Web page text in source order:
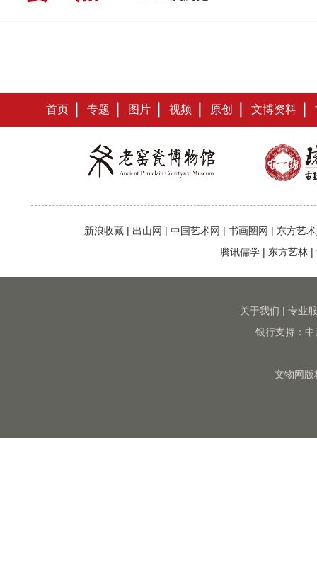
首页 专题 图片 视频 原创 文博资料
新浪收藏 | 出山网 | 中国艺术网 | 书画圈网 | 东方艺
腾讯儒学 | 东方艺林 |
关于我们 | 专业
银行支持：
文物网